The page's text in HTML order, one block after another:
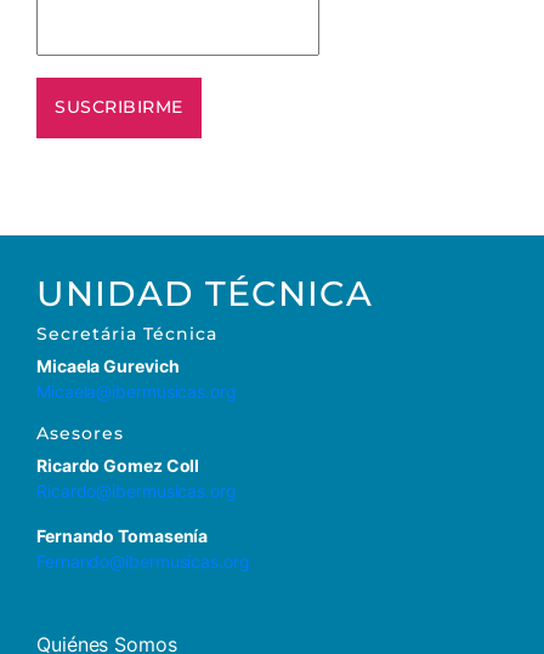
UNIDAD TÉCNICA
Secretária Técnica
Micaela Gurevich
Micaela@ibermusicas.org
Asesores
Ricardo Gomez Coll
Ricardo@ibermusicas.org
Fernando Tomasenía
Fernando@ibermusicas.org
Quiénes Somos